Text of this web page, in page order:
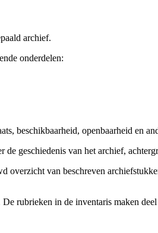
archief.
onderdelen:
beschikbaarheid, openbaarheid en
geschiedenis van het archief,
overzicht van beschreven
rubrieken in de inventaris maken